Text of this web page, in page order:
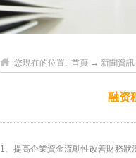
您現在的位置: 首頁 → 新聞資訊
融资
1、提高企業資金流動性改善財務